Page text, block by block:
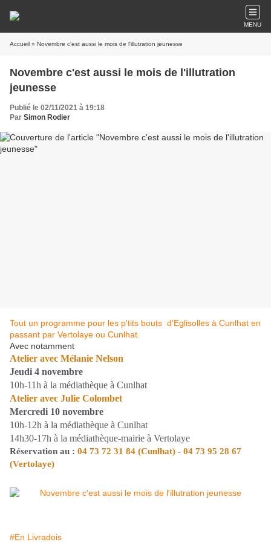
MENU
Accueil » Novembre c'est aussi le mois de l'illutration jeunesse
Novembre c'est aussi le mois de l'illutration
jeunesse
Publié le 02/11/2021 à 19:18
Par Simon Rodier
Tout un programme pour les p'tits bouts d'Eglisolles à Cunlhat en
passant par Vertolaye ou Cunlhat.
Avec notamment
Atelier avec Mélanie Nelson
Jeudi 4 novembre
10h-11h à la médiathèque à Cunlhat
Atelier avec Julie Colombet
Mercredi 10 novembre
10h-12h à la médiathèque à Cunlhat
14h30-17h à la médiathèque-mairie à Vertolaye
Réservation au : 04 73 72 31 84 (Cunlhat) - 04 73 95 28 67
(Vertolaye)
#En Livradois